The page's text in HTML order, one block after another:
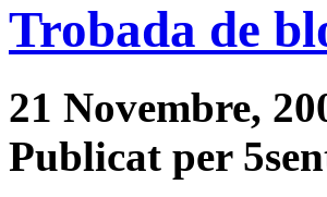
Trobada de
21 Novembre,
Publicat per